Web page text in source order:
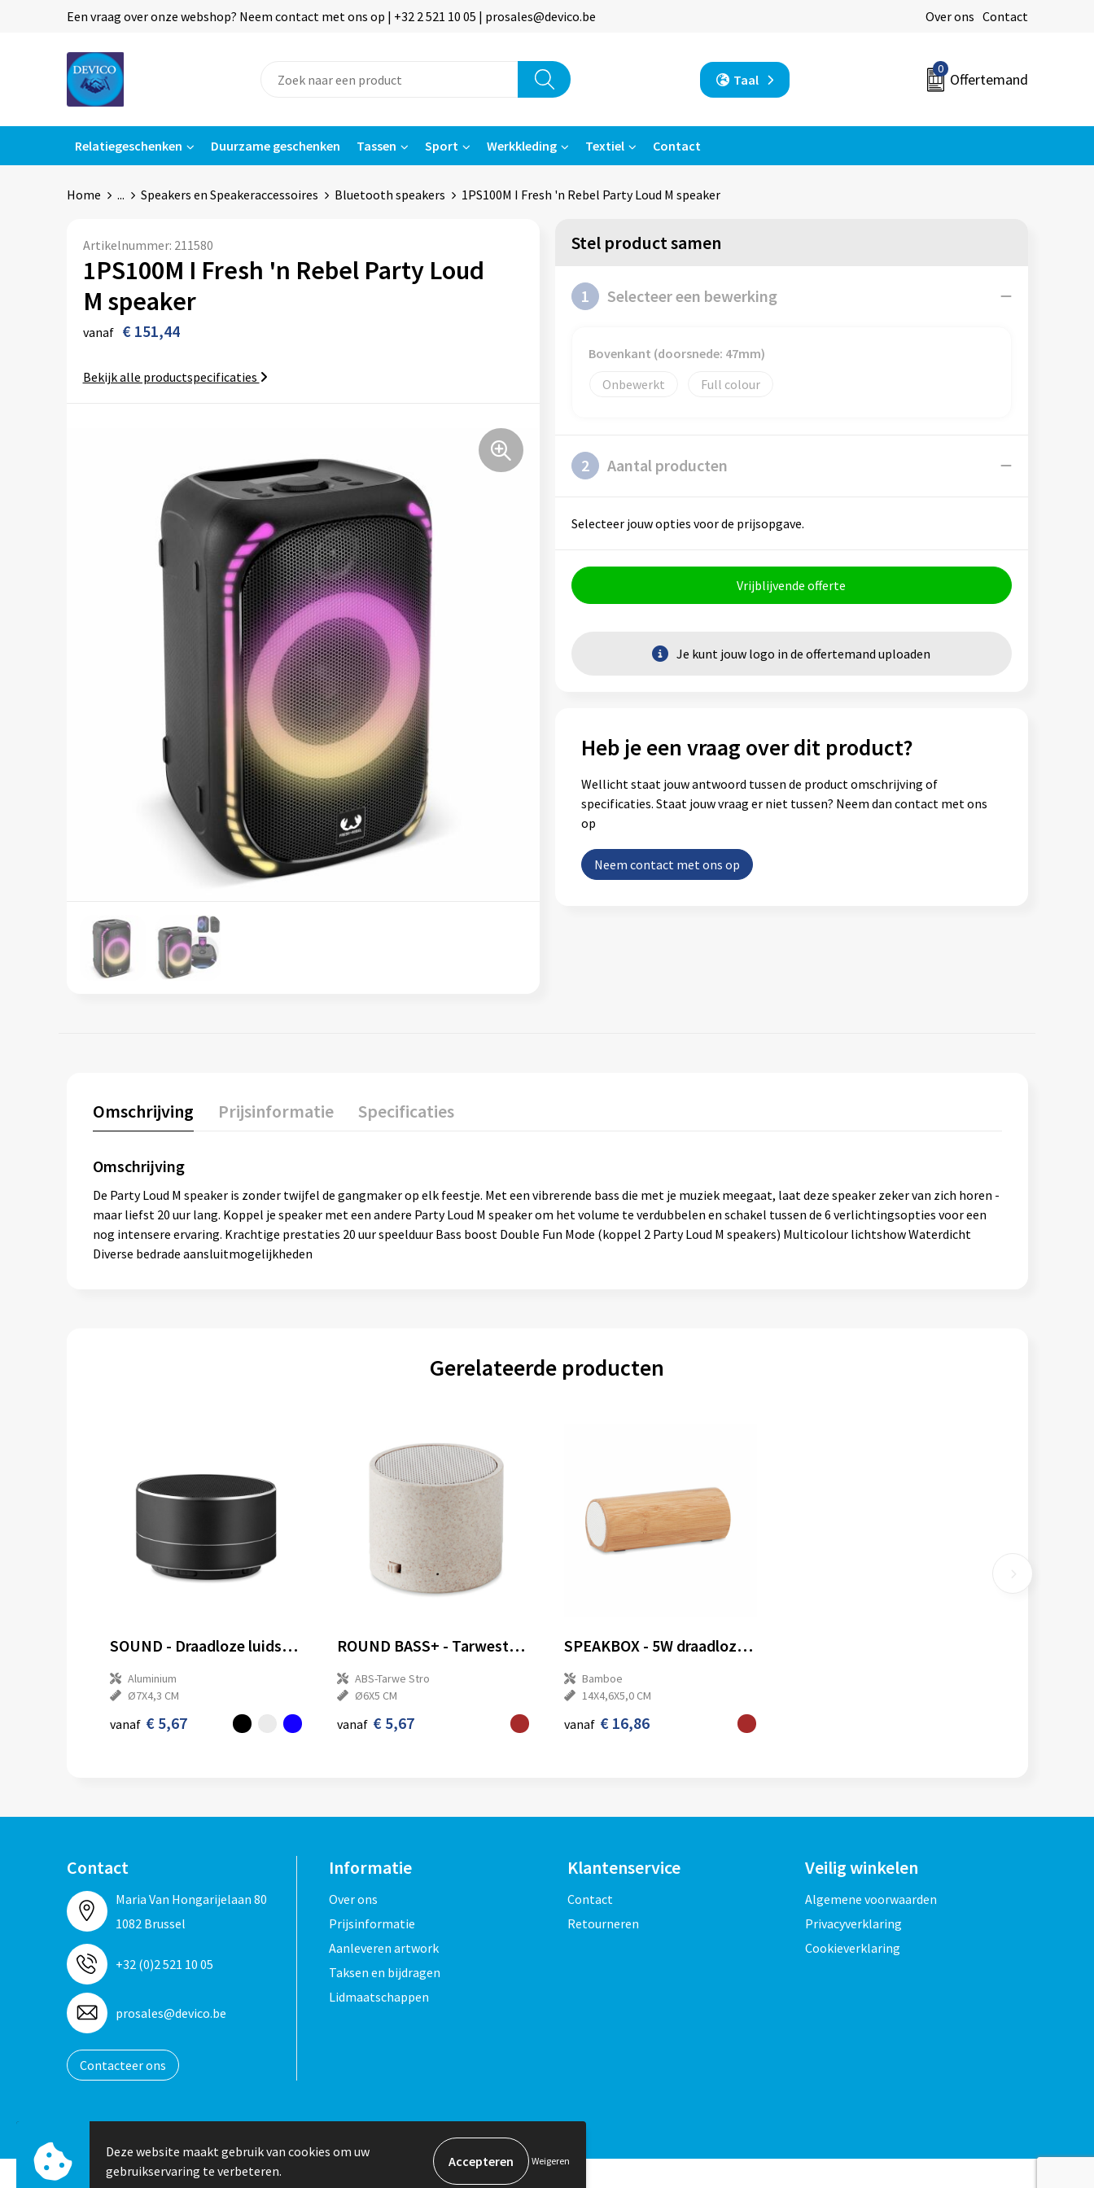
Een vraag over onze webshop? Neem contact met ons op | +32 2 521 10 05 | prosales@devico.be Over ons Contact
Taal
0
Offertemand
Relatiegeschenken Duurzame geschenken Tassen Sport Werkkleding Textiel Contact
Home ... Speakers en Speakeraccessoires Bluetooth speakers 1PS100M I Fresh 'n Rebel Party Loud M speaker
Artikelnummer: 211580
1PS100M I Fresh 'n Rebel Party Loud
M speaker
vanaf € 151,44
Bekijk alle productspecificaties
Stel product samen
1 Selecteer een bewerking
Bovenkant (doorsnede: 47mm)
Onbewerkt
Full colour
2 Aantal producten
Selecteer jouw opties voor de prijsopgave.
Vrijblijvende offerte
Je kunt jouw logo in de offertemand uploaden
Heb je een vraag over dit product?
Wellicht staat jouw antwoord tussen de product omschrijving of
specificaties. Staat jouw vraag er niet tussen? Neem dan contact met ons
op
Neem contact met ons op
Omschrijving Prijsinformatie Specificaties
Omschrijving
De Party Loud M speaker is zonder twijfel de gangmaker op elk feestje. Met een vibrerende bass die met je muziek meegaat, laat deze speaker zeker van zich horen -
maar liefst 20 uur lang. Koppel je speaker met een andere Party Loud M speaker om het volume te verdubbelen en schakel tussen de 6 verlichtingsopties voor een
nog intensere ervaring. Krachtige prestaties 20 uur speelduur Bass boost Double Fun Mode (koppel 2 Party Loud M speakers) Multicolour lichtshow Waterdicht
Diverse bedrade aansluitmogelijkheden
Gerelateerde producten
SOUND - Draadloze luidspreker
Aluminium
Ø7X4,3 CM
vanaf € 5,67
ROUND BASS+ - Tarwestro draadloze speaker
ABS-Tarwe Stro
Ø6X5 CM
vanaf € 5,67
SPEAKBOX - 5W draadloze bamboe speaker
Bamboe
14X4,6X5,0 CM
vanaf € 16,86
Contact
Maria Van Hongarijelaan 80
1082 Brussel
+32 (0)2 521 10 05
prosales@devico.be
Contacteer ons
Informatie
Over ons
Prijsinformatie
Aanleveren artwork
Taksen en bijdragen
Lidmaatschappen
Klantenservice
Contact
Retourneren
Veilig winkelen
Algemene voorwaarden
Privacyverklaring
Cookieverklaring
Deze website maakt gebruik van cookies om uw
gebruikservaring te verbeteren.
Weigeren